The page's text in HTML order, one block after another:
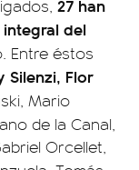
27 han
del
Entre éstos
Silenzi, Flor
Mario
de la Canal,
Orcellet,